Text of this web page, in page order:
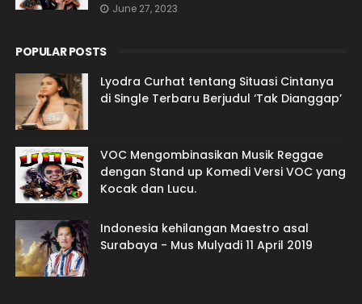
June 27, 2023
POPULAR POSTS
Lyodra Curhat tentang Situasi Cintanya
di Single Terbaru Berjudul ‘Tak Dianggap’
VOC Mengombinasikan Musik Reggae
dengan Stand up Komedi Versi VOC yang
Kocak dan Lucu.
Indonesia kehilangan Maestro asal
Surabaya - Mus Mulyadi 11 April 2019